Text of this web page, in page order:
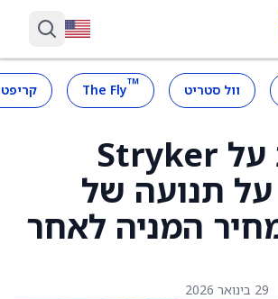
וול סטריט ™
The Fly
אופציות על Stryker
תנועה של
במחיר המניה לאחר
29 בינואר 2026